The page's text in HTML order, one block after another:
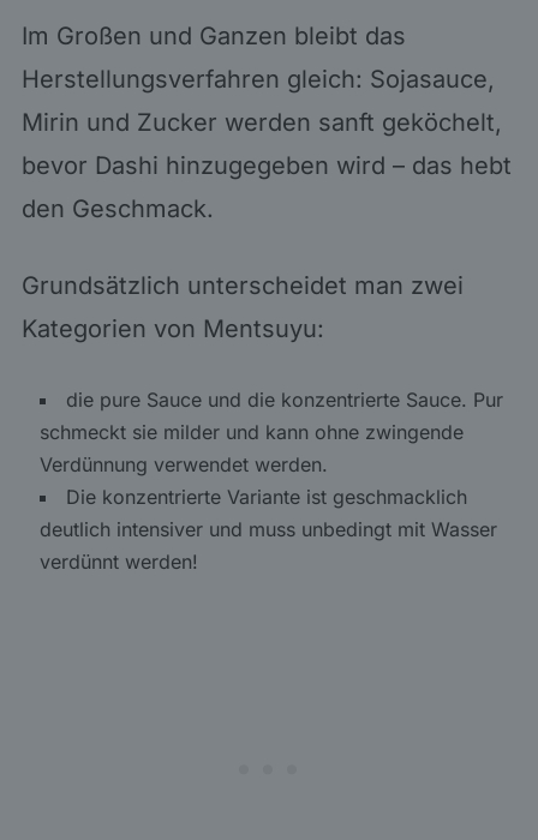
Im Großen und Ganzen bleibt das
Herstellungsverfahren gleich: Sojasauce,
Mirin und Zucker werden sanft geköchelt,
bevor Dashi hinzugegeben wird – das hebt
den Geschmack.
Grundsätzlich unterscheidet man zwei
Kategorien von Mentsuyu:
die pure Sauce und die konzentrierte Sauce. Pur
schmeckt sie milder und kann ohne zwingende
Verdünnung verwendet werden.
Die konzentrierte Variante ist geschmacklich
deutlich intensiver und muss unbedingt mit Wasser
verdünnt werden!